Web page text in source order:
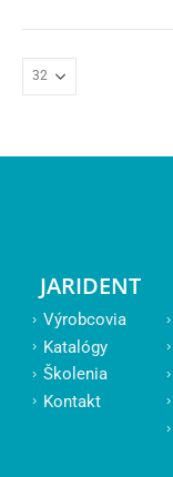
JARIDENT
Výrobcovia
Katalógy
Školenia
Kontakt